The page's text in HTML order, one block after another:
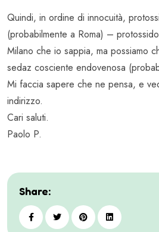
Quindi, in ordine di innocuità,
(probabilmente a Roma) –
Milano che io sappia, ma possiamo
sedaz cosciente endovenosa
Mi faccia sapere che ne pensa, e
indirizzo.
Cari saluti.
Paolo P.
Share: